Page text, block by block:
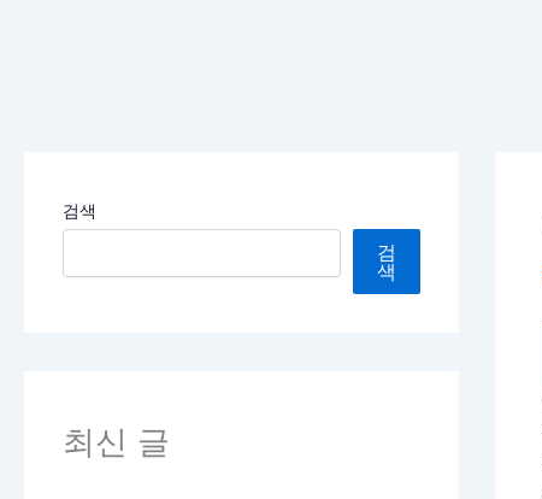
검색
검
색
최신 글